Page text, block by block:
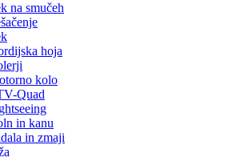
na smučeh
hoja
kolo
Quad
in kanu
in zmaji